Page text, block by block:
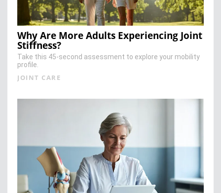
Why Are More Adults Experiencing Joint
Stiffness?
Take this 45-second assessment to explore your mobility
profile.
JOINT CARE